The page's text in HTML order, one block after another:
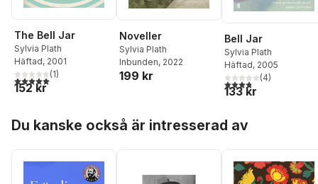
The Bell Jar
Sylvia Plath
Häftad, 2001
5,0utav 5 stjärnor. Totalt antal röster:
(1)
152 kr
Noveller
Sylvia Plath
Inbunden, 2022
199 kr
Bell Jar
Sylvia Plath
Häftad, 2005
3,8utav 5 stjärnor.
(4)
133 kr
Du kanske också är intresserad av